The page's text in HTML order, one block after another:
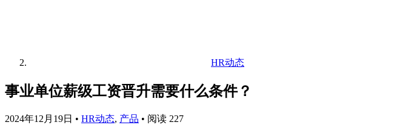
HR动态
事业单位薪级工资晋升需要什么条件？
2024年12月19日 • HR动态, 产品 • 阅读 227